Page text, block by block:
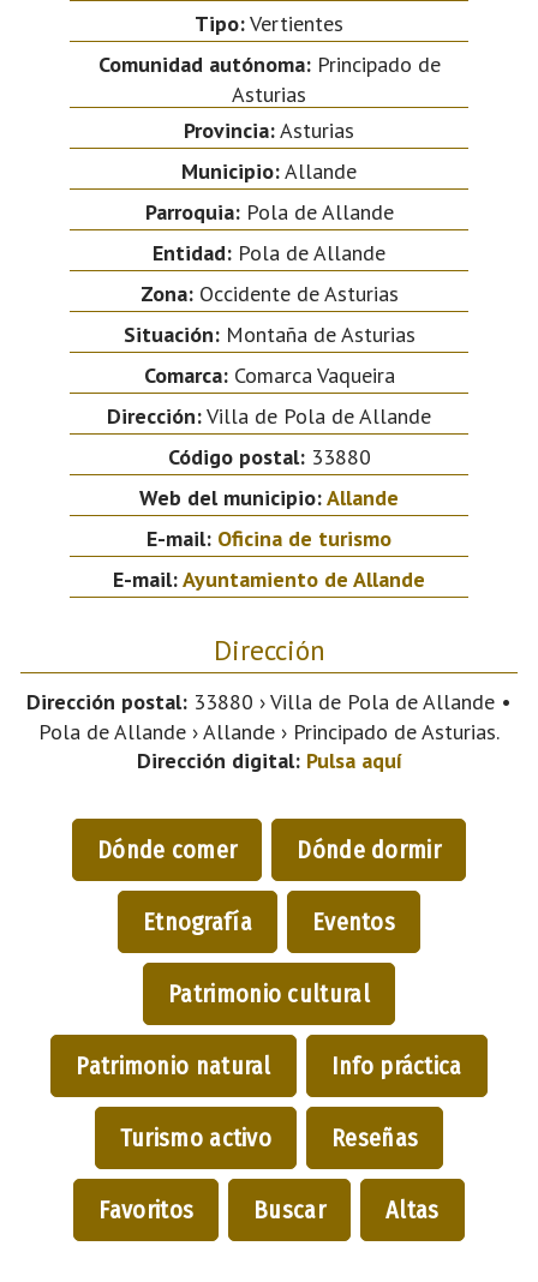
Tipo:Vertientes
Comunidad autónoma:Principado de
Asturias
Provincia:Asturias
Municipio:Allande
Parroquia:Pola de Allande
Entidad: Pola de Allande
Zona:Occidente de Asturias
Situación:Montaña de Asturias
Comarca:Comarca Vaqueira
Dirección:Villa de Pola de Allande
Código postal:33880
Web del municipio:Allande
E-mail: Oficina de turismo
E-mail:Ayuntamiento de Allande
Dirección
Dirección postal: 33880 › Villa de Pola de Allande •
Pola de Allande › Allande › Principado de Asturias.
Dirección digital: Pulsa aquí
Dónde comer Dónde dormir
Etnografía Eventos
Patrimonio cultural
Patrimonio natural Info práctica
Turismo activo Reseñas
Favoritos Buscar Altas